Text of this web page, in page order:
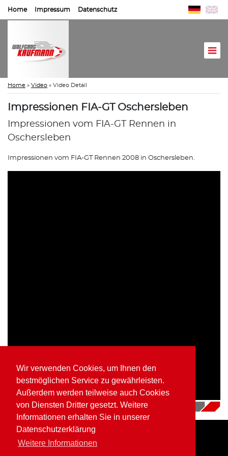
Wir verwenden Cookies, um Ihnen den
bestmöglichen Service zu gewährleisten.
Außerdem werden teilweise auch Cookies
von Diensten Dritter gesetzt. Weitere
Informationen erhalten Sie in unserer
Datenschutzerklärung
Weitere Informationen
Home Impressum Datenschutz
Home » Video » Video Detail
Impressionen FIA-GT Oschersleben
Impressionen vom FIA-GT Rennen in
Oschersleben
Impressionen vom FIA-GT Rennen 2008 in Oschersleben.
16.07.2018
Home Impressum